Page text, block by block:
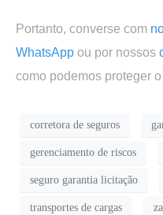
Portanto, converse com
WhatsApp ou por nossos
como podemos proteger
corretora de seguros
gerenciamento de riscos
seguro garantia licitação
transportes de cargas